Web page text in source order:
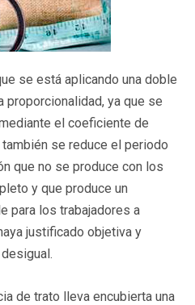
se está aplicando una doble
proporcionalidad, ya que se
el coeficiente de
se reduce el periodo
que no se produce con los
y que produce un
para los trabajadores a
justificado objetiva y
de trato lleva encubierta una